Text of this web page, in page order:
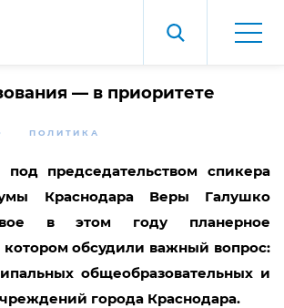
— в приоритете
ПОЛИТИКА
председательством спикера
Краснодара Веры Галушко
в этом году планерное
обсудили важный вопрос:
общеобразовательных и
города Краснодара.